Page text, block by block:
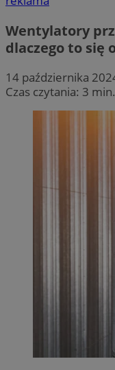
Wentylatory
dlaczego to się
14 października
Czas czytania: 3 min.